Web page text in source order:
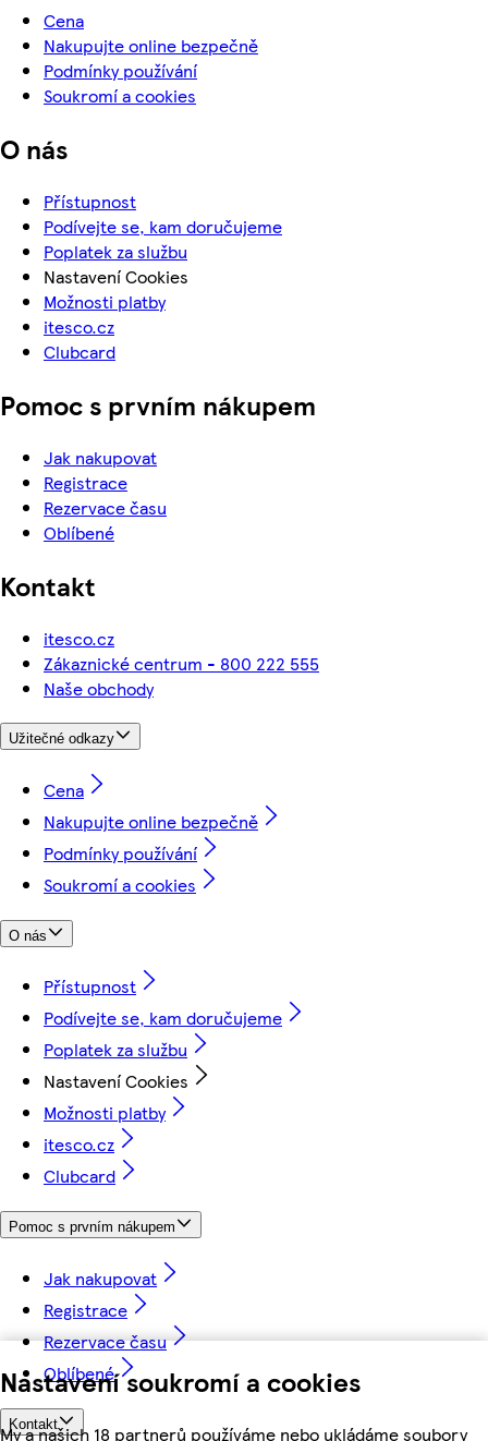
Nastavení soukromí a cookies
My a našich 18 partnerů používáme nebo ukládáme soubory
Cena
Nakupujte online bezpečně
Podmínky používání
Soukromí a cookies
O nás
Přístupnost
Podívejte se, kam doručujeme
Poplatek za službu
Nastavení Cookies
Možnosti platby
itesco.cz
Clubcard
Pomoc s prvním nákupem
Jak nakupovat
Registrace
Rezervace času
Oblíbené
Kontakt
itesco.cz
Zákaznické centrum - 800 222 555
Naše obchody
Užitečné odkazy
Cena
Nakupujte online bezpečně
Podmínky používání
Soukromí a cookies
O nás
Přístupnost
Podívejte se, kam doručujeme
Poplatek za službu
Nastavení Cookies
Možnosti platby
itesco.cz
Clubcard
Pomoc s prvním nákupem
Jak nakupovat
Registrace
Rezervace času
Oblíbené
Kontakt